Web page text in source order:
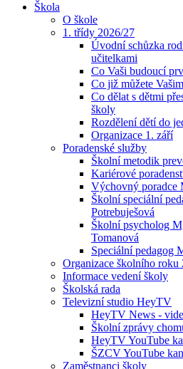
Škola
O škole
1. třídy 2026/27
Úvodní schůzka
učitelkami
Co Vaši budoucí
Co již můžete
Co dělat s dětmi
školy
Rozdělení dětí do
Organizace 1. září
Poradenské služby
Školní metodik
Kariérové
Výchovný poradce
Školní speciální
Potrebuješová
Školní psycholog
Tomanová
Speciální pedagog
Organizace školního roku
Informace vedení školy
Školská rada
Televizní studio HeyTV
HeyTV News -
Školní zprávy
HeyTV YouTube
ŠZCV YouTube
Zaměstnanci školy